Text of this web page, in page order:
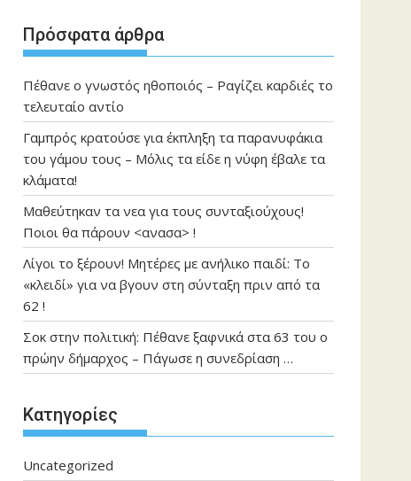
Πρόσφατα άρθρα
Πέθανε ο γνωστός ηθοποιός – Ραγίζει καρδιές το
τελευταίο αντίο
Γαμπρός κρατούσε για έκπληξη τα παρανυφάκια
του γάμου τους – Μόλις τα είδε η νύφη έβαλε τα
κλάματα!
Μαθεύτηκαν τα νεα για τους συνταξιούχους!
Ποιοι θα πάρουν <ανασα> !
Λίγοι το ξέρουν! Μητέρες με ανήλικο παιδί: Το
«κλειδί» για να βγουν στη σύνταξη πριν από τα
62 !
Σοκ στην πολιτική: Πέθανε ξαφνικά στα 63 του ο
πρώην δήμαρχος – Πάγωσε η συνεδρίαση …
Kατηγορίες
Uncategorized